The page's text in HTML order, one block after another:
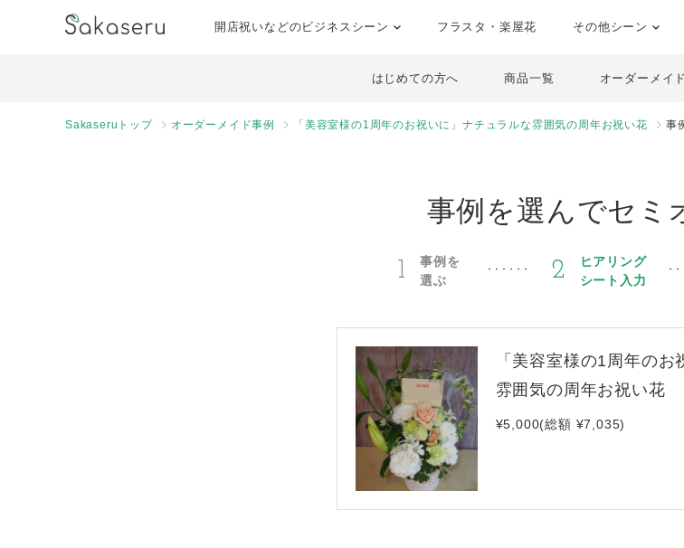
開店祝いなどのビジネスシーン フラスタ・楽屋花 その他シーン
はじめての方へ 商品一覧 オーダーメイ
Sakaseruトップ オーダーメイド事例 「美容室様の1周年のお祝いに」ナチュラルな雰囲気の周年お祝い花 事
事例を選んでセミ
1
事例を
選ぶ
2
ヒアリング
シート入力
「美容室様の1周年の
雰囲気の周年お祝い花
¥5,000(総額 ¥7,035)